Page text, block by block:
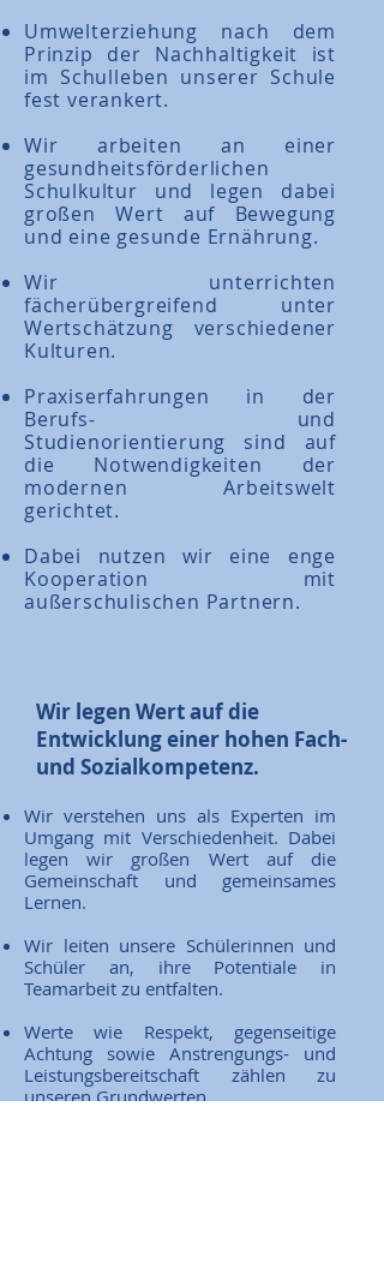
Umwelterziehung nach dem
Prinzip der Nachhaltigkeit ist
im Schulleben unserer Schule
fest verankert.
Wir arbeiten an einer
gesundheitsförderlichen
Schulkultur und legen dabei
großen Wert auf Bewegung
und eine gesunde Ernährung.
Wir unterrichten
fächerübergreifend unter
Wertschätzung verschiedener
Kulturen.
Praxiserfahrungen in der
Berufs- und
Studienorientierung sind auf
die Notwendigkeiten der
modernen Arbeitswelt
gerichtet.
Dabei nutzen wir eine enge
Kooperation mit
außerschulischen Partnern.
Wir legen Wert auf die
Entwicklung einer hohen Fach-
und Sozialkompetenz.
Wir verstehen uns als Experten im
Umgang mit Verschiedenheit. Dabei
legen wir großen Wert auf die
Gemeinschaft und gemeinsames
Lernen.
Wir leiten unsere Schülerinnen und
Schüler an, ihre Potentiale in
Teamarbeit zu entfalten.
Werte wie Respekt, gegenseitige
Achtung sowie Anstrengungs- und
Leistungsbereitschaft zählen zu
unseren Grundwerten.